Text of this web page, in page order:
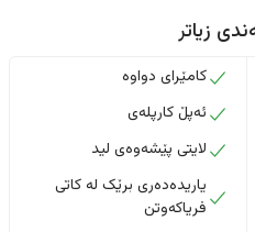
زیاتر
کامێرای دواوە
ئەپڵ کارپلەی
لایتی پێشەوەی لید
یاریدەدەری برێک لە کاتی
فریاکەوتن